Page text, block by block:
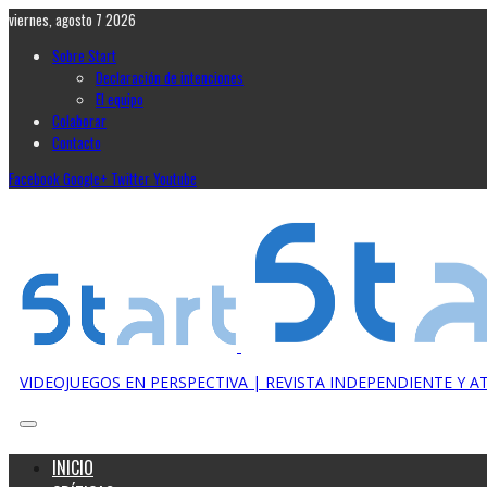
viernes, agosto 7 2026
Sobre Start
Declaración de intenciones
El equipo
Colaborar
Contacto
FacebookGoogle+ TwitterYoutube
VIDEOJUEGOS EN PERSPECTIVA | REVISTA INDEPENDIENTE Y
INICIO